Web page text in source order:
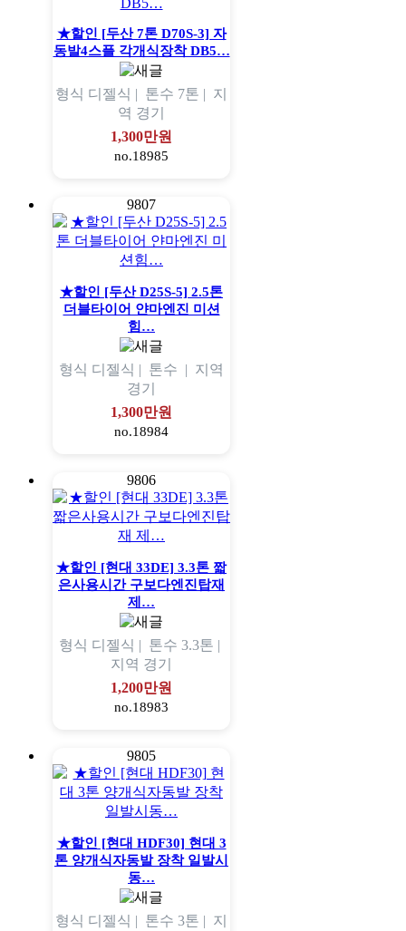
★할인 [두산 7톤 D70S-3] 자
동발4스플 각개식장착 DB5…
형식 디젤식 | 톤수 7톤 | 지
역 경기
1,300만원
no.18985
9807
★할인 [두산 D25S-5] 2.5톤
더블타이어 얀마엔진 미션
힘…
형식 디젤식 | 톤수 | 지역
경기
1,300만원
no.18984
9806
★할인 [현대 33DE] 3.3톤 짧
은사용시간 구보다엔진탑재
제…
형식 디젤식 | 톤수 3.3톤 |
지역 경기
1,200만원
no.18983
9805
★할인 [현대 HDF30] 현대 3
톤 양개식자동발 장착 일발시
동…
형식 디젤식 | 톤수 3톤 | 지